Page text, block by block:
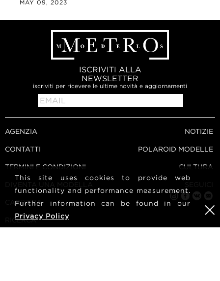
MAY 09, 2023
ISCRIVITI ALLA
NEWSLETTER
iscriviti per ricevere le ultime novità e aggiornamenti
AGENZIA
CONTATTI
TERMINI E CONDIZIONI
NOTIZIE
POLAROID MODELLE
CULTURA
DIVENTA UNA MODELLA
CARRIERA
RICERCA
SEGUICI
This site uses cookies to provide web
functionality and performance measurement.
Further information can be found in our
Privacy Policy